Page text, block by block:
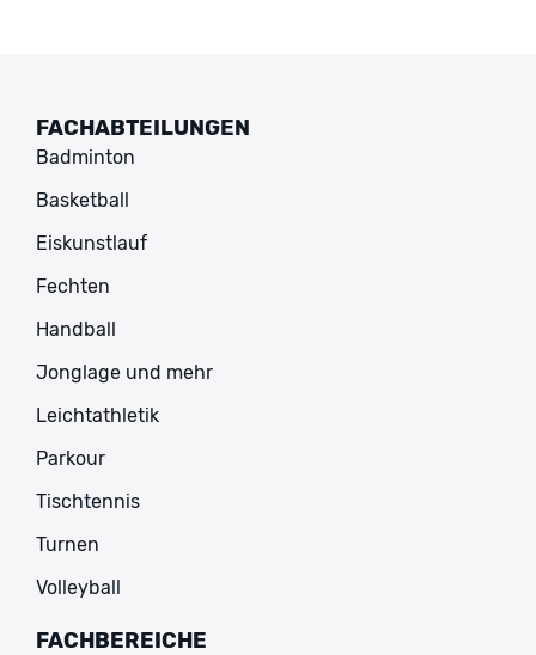
FACHABTEILUNGEN
Badminton
Basketball
Eiskunstlauf
Fechten
Handball
Jonglage und mehr
Leichtathletik
Parkour
Tischtennis
Turnen
Volleyball
FACHBEREICHE